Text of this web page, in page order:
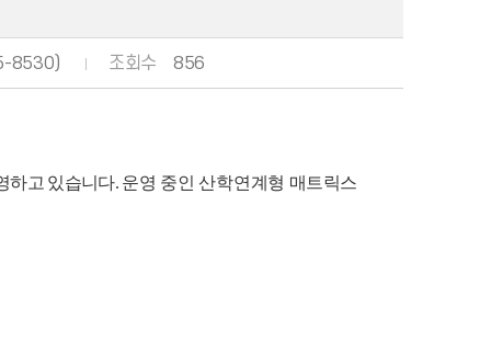
8530) 조회수 856
하고 있습니다. 운영 중인 산학연계형 매트릭스